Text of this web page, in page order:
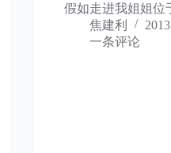
假如走进我姐姐
焦建利
一条评论